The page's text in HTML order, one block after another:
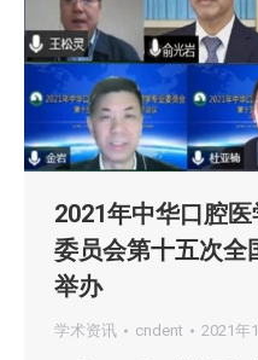
2021年中华口腔
委员会第十五次全
举办
学术资讯 cndent 2021年